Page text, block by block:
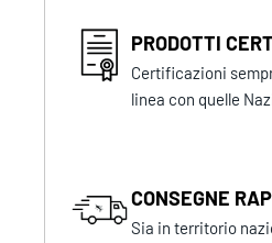
PRODOTTI
Certificazioni
linea con quelle
CONSEGNE
Sia in territorio